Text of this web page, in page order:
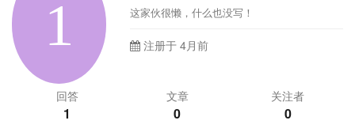
这家伙很懒，什么也没写！
注册于 4月前
回答
1
文章
0
关注者
0